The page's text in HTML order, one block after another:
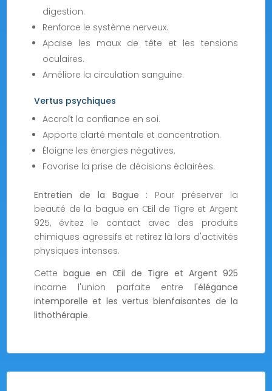
digestion.
Renforce le système nerveux.
Apaise les maux de tête et les tensions
oculaires.
Améliore la circulation sanguine.
Vertus psychiques
Accroît la confiance en soi.
Apporte clarté mentale et concentration.
Éloigne les énergies négatives.
Favorise la prise de décisions éclairées.
Entretien de la Bague : Pour préserver la
beauté de la bague en Œil de Tigre et Argent
925, évitez le contact avec des produits
chimiques agressifs et retirez là lors d'activités
physiques intenses.
Cettebague en Œil de Tigre et Argent 925
incarne l'union parfaite entre l'élégance
intemporelle et les vertus bienfaisantes de la
lithothérapie.